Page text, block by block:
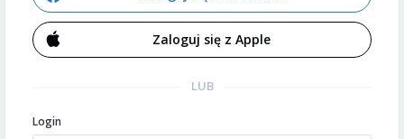
Zaloguj się z Apple
LUB
Login